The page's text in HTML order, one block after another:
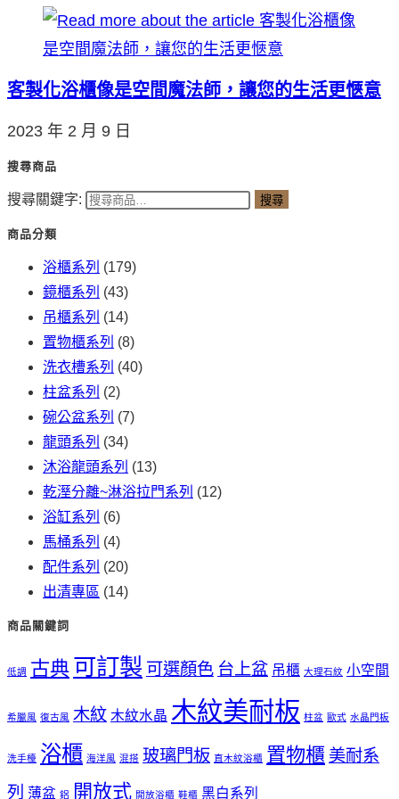
客製化浴櫃像是空間魔法師，讓您的生活更愜意
2023 年 2 月 9 日
搜尋商品
搜尋關鍵字: 搜尋
商品分類
浴櫃系列 (179)
鏡櫃系列 (43)
吊櫃系列 (14)
置物櫃系列 (8)
洗衣槽系列 (40)
柱盆系列 (2)
碗公盆系列 (7)
龍頭系列 (34)
沐浴龍頭系列 (13)
乾溼分離~淋浴拉門系列 (12)
浴缸系列 (6)
馬桶系列 (4)
配件系列 (20)
出清專區 (14)
商品關鍵詞
低調 古典 可訂製 可選顏色 台上盆 吊櫃 大理石紋 小空間
希臘風 復古風 木紋 木紋水晶 木紋美耐板 柱盆 歐式 水晶門板
洗手檯 浴櫃 海洋風 混搭 玻璃門板 直木紋浴櫃 置物櫃 美耐系
列 薄盆 鋁 開放式 開放浴櫃 鞋櫃 黑白系列